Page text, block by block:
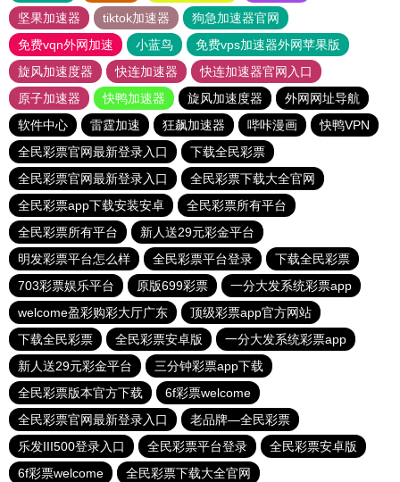
坚果加速器
tiktok加速器
狗急加速器官网
免费vqn外网加速
小蓝鸟
免费vps加速器外网苹果版
旋风加速度器
快连加速器
快连加速器官网入口
原子加速器
快鸭加速器 旋风加速度器
外网网址导航
软件中心
雷霆加速 狂飙加速器 哔咔漫画
快鸭VPN
全民彩票官网最新登录入口
下载全民彩票
全民彩票官网最新登录入口
全民彩票下载大全官网
全民彩票app下载安装安卓
全民彩票所有平台
全民彩票所有平台
新人送29元彩金平台
明发彩票平台怎么样
全民彩票平台登录
下载全民彩票
703彩票娱乐平台
原版699彩票
一分大发系统彩票app
welcome盈彩购彩大厅广东
顶级彩票app官方网站
下载全民彩票
全民彩票安卓版
一分大发系统彩票app
新人送29元彩金平台
三分钟彩票app下载
全民彩票版本官方下载
6f彩票welcome
全民彩票官网最新登录入口
老品牌—全民彩票
乐发III500登录入口
全民彩票平台登录
全民彩票安卓版
6f彩票welcome
全民彩票下载大全官网